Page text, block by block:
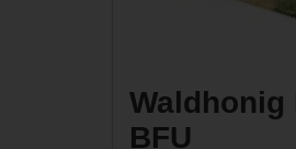
Waldhonig
BFU